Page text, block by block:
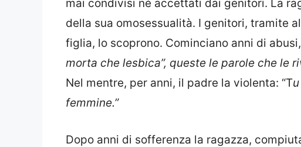
mai condivisi né accettati dai genitori. La
della sua omosessualità. I genitori, tramite
figlia, lo scoprono. Cominciano anni di
morta che lesbica”, queste le parole che le
Nel mentre, per anni, il padre la violenta: “T
femmine.”
Dopo anni di sofferenza la ragazza,